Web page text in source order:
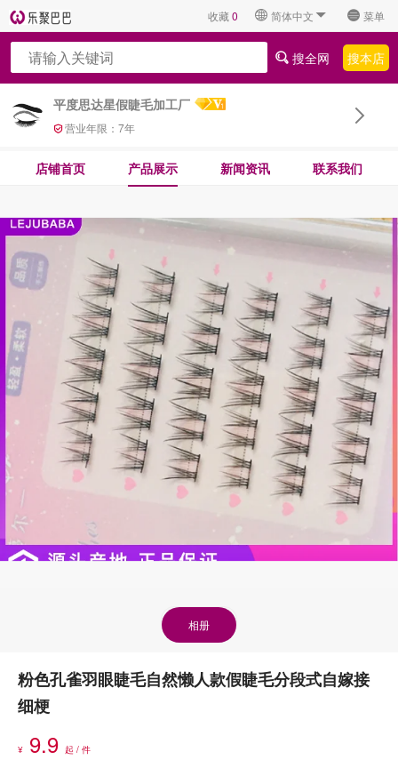
收藏0 简体中文 菜单
平度思达星假睫毛加工厂
营业年限： 7年
搜全网 搜本店
店铺首页 产品展示 新闻资讯 联系我们
相册
粉色孔雀羽眼睫毛自然懒人款假睫毛分段式自嫁接
细梗
¥ 9.9 起 / 件